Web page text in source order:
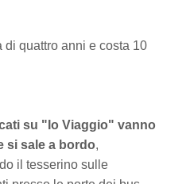
quattro anni e costa 10
su "Io Viaggio" vanno
si sale a bordo,
il tesserino sulle